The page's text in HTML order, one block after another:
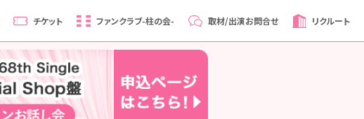
チケット ファンクラブ-柱の会- 取材/出演お問合せ リクルート